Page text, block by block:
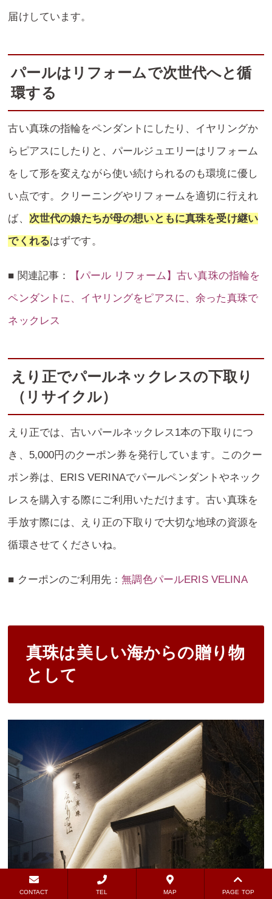
届けしています。
パールはリフォームで次世代へと循
環する
古い真珠の指輪をペンダントにしたり、イヤリングか
らピアスにしたりと、パールジュエリーはリフォーム
をして形を変えながら使い続けられるのも環境に優し
い点です。クリーニングやリフォームを適切に行えれ
ば、 次世代の娘たちが母の想いともに真珠を受け継い
でくれるはずです。
■ 関連記事：
【パール リフォーム】古い真珠の指輪を
ペンダントに、イヤリングをピアスに、余った真珠で
ネックレス
えり正でパールネックレスの下取り
（リサイクル）
えり正では、古いパールネックレス1本の下取りにつ
き、5,000円のクーポン券を発行しています。このクー
ポン券は、ERIS VERINAでパールペンダントやネック
レスを購入する際にご利用いただけます。古い真珠を
手放す際には、えり正の下取りで大切な地球の資源を
循環させてくださいね。
■ クーポンのご利用先：無調色パールERIS VELINA
真珠は美しい海からの贈り物
として
CONTACT TEL MAP PAGE TOP